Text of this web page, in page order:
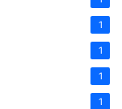
1
1
1
1